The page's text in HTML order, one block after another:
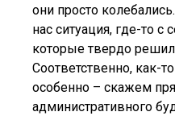
они просто
нас ситуация, где-то с
которые твердо
Соответственно, как-
особенно – скажем
административного